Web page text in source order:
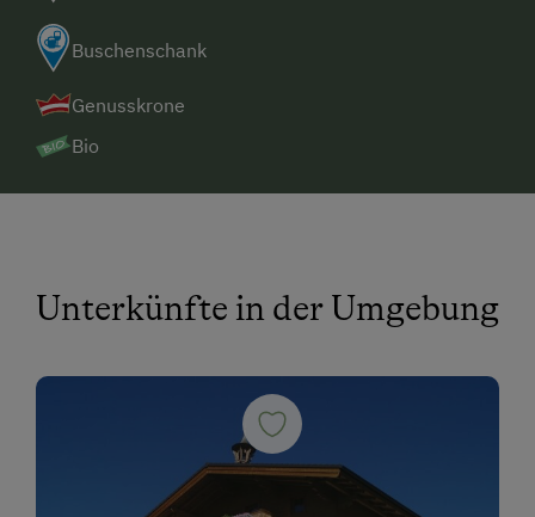
Buschenschank
Genusskrone
Bio
Unterkünfte in der Umgebung